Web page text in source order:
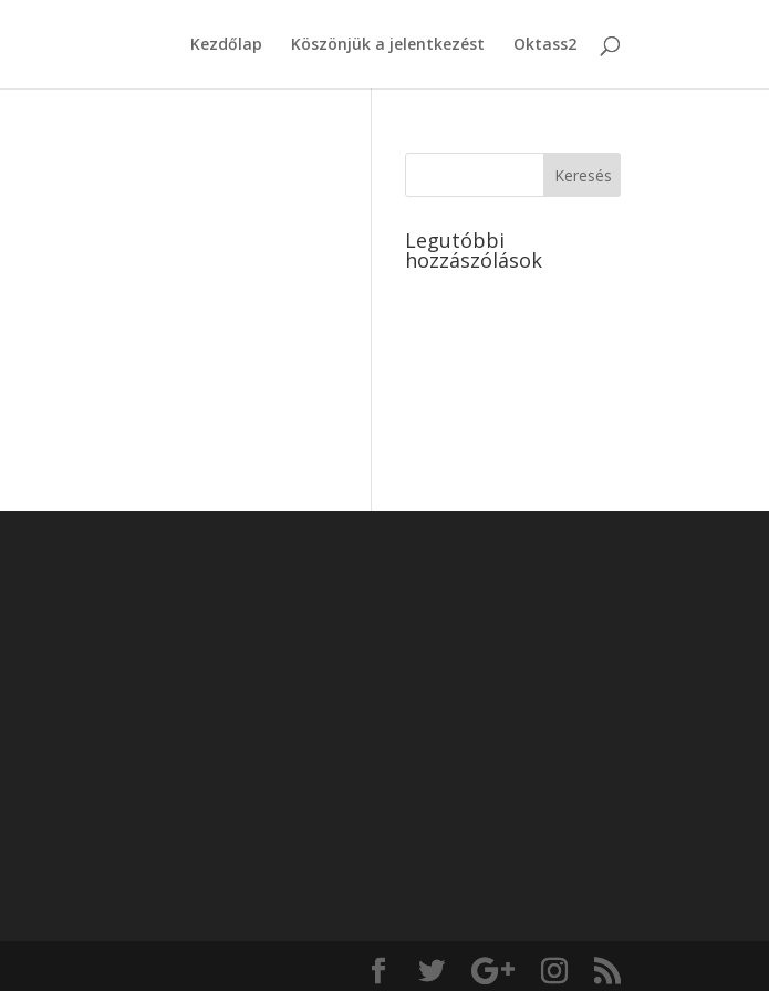
Kezdőlap Köszönjük a jelentkezést Oktass2
Legutóbbi
hozzászólások